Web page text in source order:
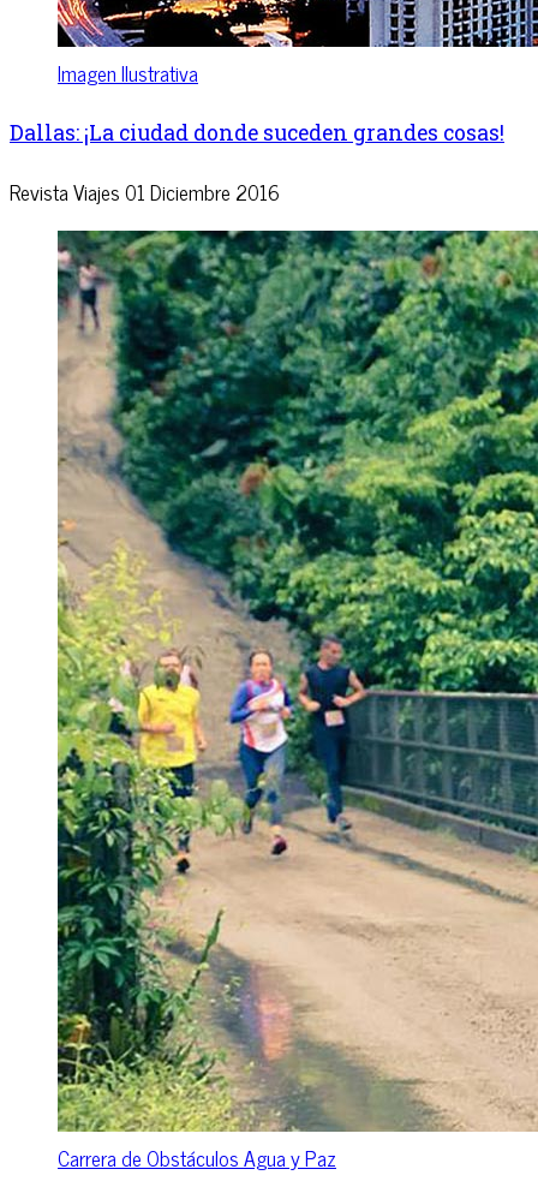
Imagen Ilustrativa
Dallas: ¡La ciudad donde suceden grandes cosas!
Revista Viajes01 Diciembre 2016
Carrera de Obstáculos Agua y Paz